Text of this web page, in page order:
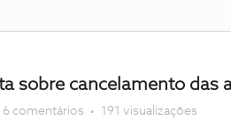
sobre cancelamento das
6 comentários 191 visualizações